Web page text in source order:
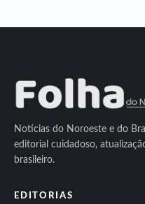
Notícias do Noroeste e do
editorial cuidadoso,
brasileiro.
EDITORIAS